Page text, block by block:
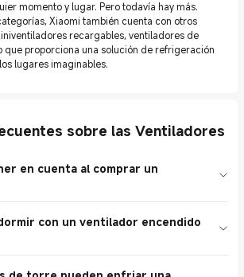
momento y lugar. Pero todavía hay más.
Xiaomi también cuenta con otros
recargables, ventiladores de
que proporciona una solución de refrigeración
lugares imaginables.
sobre las Ventiladores
en cuenta al comprar un
se presentan en una gran variedad de
de pie, ventiladores de torre,
con un ventilador encendido